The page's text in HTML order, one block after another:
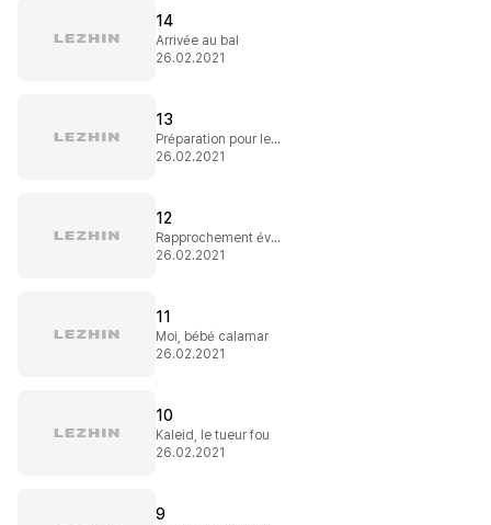
14
Arrivée au bal
26.02.2021
13
Préparation pour le bal
26.02.2021
12
Rapprochement évident
26.02.2021
11
Moi, bébé calamar
26.02.2021
10
Kaleid, le tueur fou
26.02.2021
9